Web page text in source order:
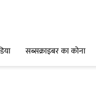
सब्सक्राइबर का कोना